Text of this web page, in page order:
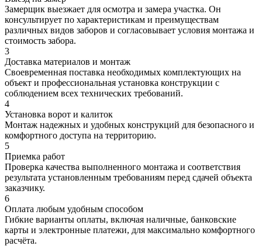
Замерщик выезжает для осмотра и замера участка. Он
консультирует по характеристикам и преимуществам
различных видов заборов и согласовывает условия монтажа и
стоимость забора.
3
Доставка материалов и монтаж
Своевременная поставка необходимых комплектующих на
объект и профессиональная установка конструкции с
соблюдением всех технических требований.
4
Установка ворот и калиток
Монтаж надежных и удобных конструкций для безопасного и
комфортного доступа на территорию.
5
Приемка работ
Проверка качества выполненного монтажа и соответствия
результата установленным требованиям перед сдачей объекта
заказчику.
6
Оплата любым удобным способом
Гибкие варианты оплаты, включая наличные, банковские
карты и электронные платежи, для максимально комфортного
расчёта.